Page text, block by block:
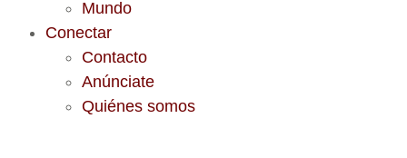
Mundo
Conectar
Contacto
Anúnciate
Quiénes somos